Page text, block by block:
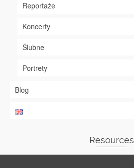
Reportaże
Koncerty
Ślubne
Portrety
Blog
Resources